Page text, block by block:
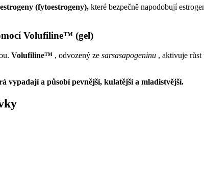
(fytoestrogeny), které bezpečně napodobují
Volufiline™ (gel)
Volufiline™ , odvozený ze sarsasapogeninu , aktivuje růst
vypadají a působí pevnější, kulatější a mladistvější.